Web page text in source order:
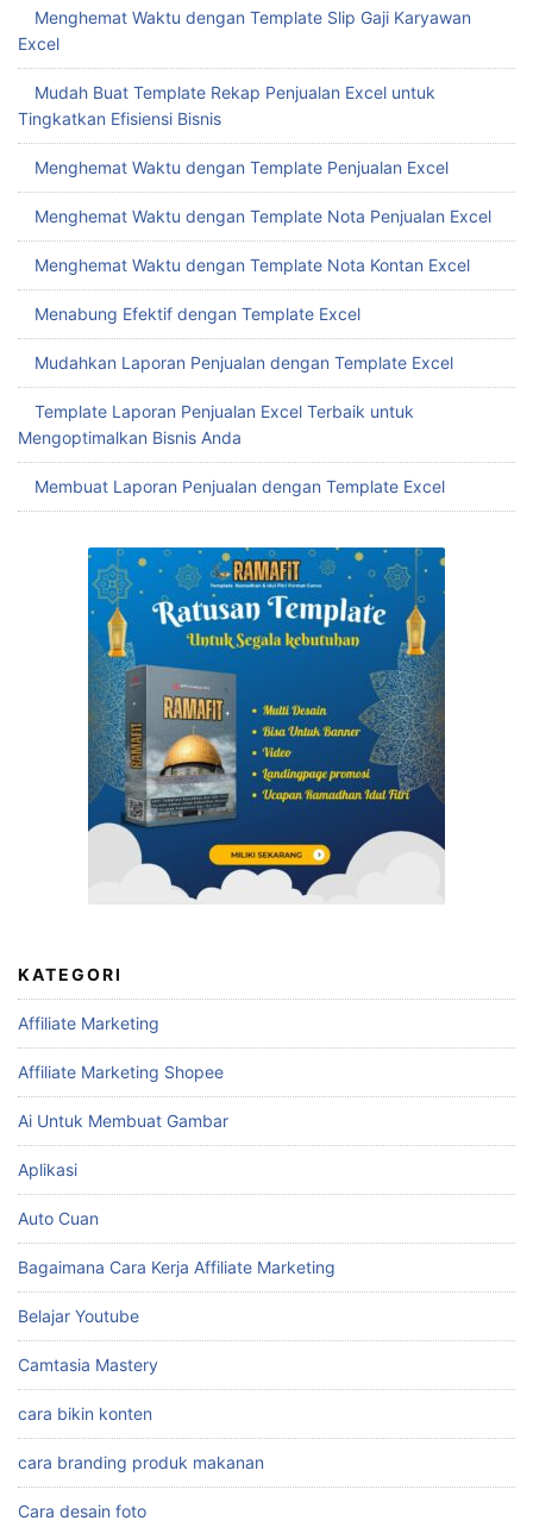
Menghemat Waktu dengan Template Slip Gaji Karyawan
Excel
Mudah Buat Template Rekap Penjualan Excel untuk
Tingkatkan Efisiensi Bisnis
Menghemat Waktu dengan Template Penjualan Excel
Menghemat Waktu dengan Template Nota Penjualan Excel
Menghemat Waktu dengan Template Nota Kontan Excel
Menabung Efektif dengan Template Excel
Mudahkan Laporan Penjualan dengan Template Excel
Template Laporan Penjualan Excel Terbaik untuk
Mengoptimalkan Bisnis Anda
Membuat Laporan Penjualan dengan Template Excel
KATEGORI
Affiliate Marketing
Affiliate Marketing Shopee
Ai Untuk Membuat Gambar
Aplikasi
Auto Cuan
Bagaimana Cara Kerja Affiliate Marketing
Belajar Youtube
Camtasia Mastery
cara bikin konten
cara branding produk makanan
Cara desain foto